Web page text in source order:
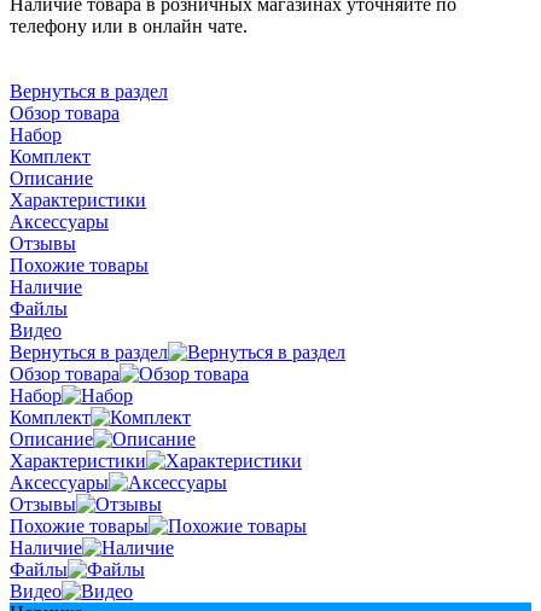
телефону или в онлайн чате.
Вернуться в раздел
Обзор товара
Набор
Комплект
Описание
Характеристики
Аксессуары
Отзывы
Похожие товары
Наличие
Файлы
Видео
Вернуться в раздел
Обзор товара
Набор
Комплект
Описание
Характеристики
Аксессуары
Отзывы
Похожие товары
Наличие
Файлы
Видео